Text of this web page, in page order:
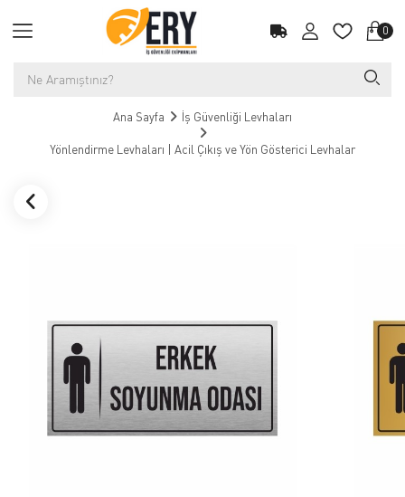
0
Ana Sayfa İş Güvenliği Levhaları
Yönlendirme Levhaları | Acil Çıkış ve Yön Gösterici Levhalar